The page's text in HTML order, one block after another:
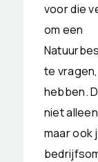
voor die
om een
te
hebben.
niet
maar ook